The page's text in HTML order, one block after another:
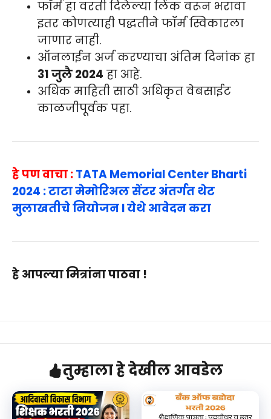
फॉर्म हा वरती दिलेल्या लिंक वरून भरावा
इतर कोणत्याही पद्धतीने फॉर्म स्विकारला
जाणार नाही.
ऑनलाईन अर्ज करण्याचा अंतिम दिनांक हा
31 जुलै 2024 हा आहे.
अधिक माहिती साठी अधिकृत वेबसाईट
काळजीपूर्वक पहा.
हे पण वाचा :TATA Memorial Center Bharti
2024 : टाटा मेमोरिअल सेंटर अंतर्गत थेट
मुलाखतीचे नियोजन l येथे आवेदन करा
हे आपल्या मित्रांना पाठवा !
तुम्हाला हे देखील आवडेल